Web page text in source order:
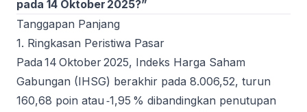
pada 14 Oktober 2025?”
Tanggapan Panjang
1. Ringkasan Peristiwa Pasar
Pada 14 Oktober 2025, Indeks Harga Saham
Gabungan (IHSG) berakhir pada 8.006,52, turun
160,68 poin atau ‑1,95 % dibandingkan penutupan